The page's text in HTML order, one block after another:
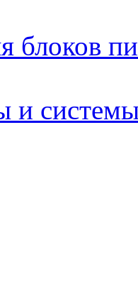
блоков
и